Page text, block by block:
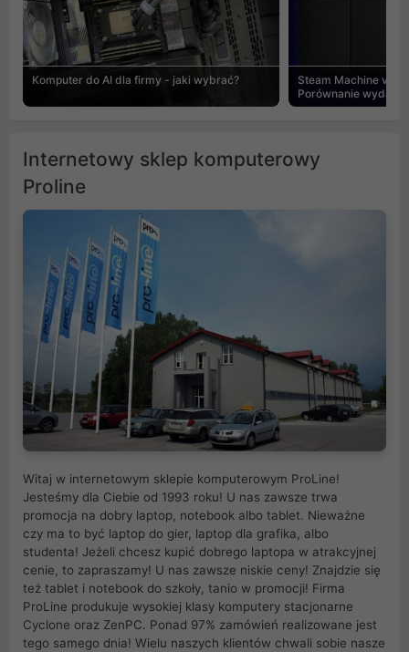
Komputer do AI dla firmy - jaki wybrać?
Steam Machine vs
Porównanie
Internetowy sklep komputerowy
Proline
Witaj w internetowym sklepie komputerowym ProLine!
Jesteśmy dla Ciebie od 1993 roku! U nas zawsze trwa
promocja na dobry laptop, notebook albo tablet. Nieważne
czy ma to być laptop do gier, laptop dla grafika, albo
studenta! Jeżeli chcesz kupić dobrego laptopa w atrakcyjnej
cenie, to zapraszamy! U nas zawsze niskie ceny! Znajdzie się
też tablet i notebook do szkoły, tanio w promocji! Firma
ProLine produkuje wysokiej klasy komputery stacjonarne
Cyclone oraz ZenPC. Ponad 97% zamówień realizowane jest
tego samego dnia! Wielu naszych klientów chwali sobie nasze